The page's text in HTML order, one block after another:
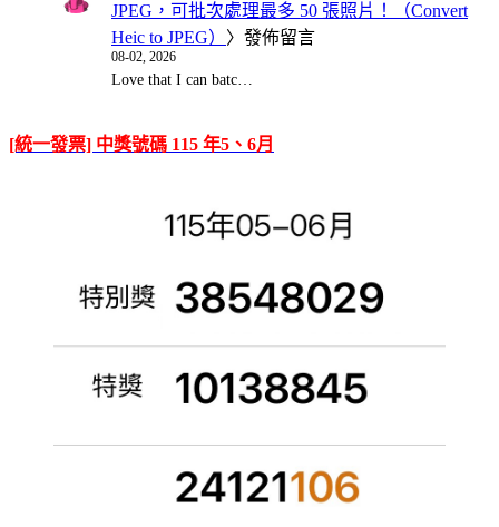
JPEG，可批次處理最多 50 張照片！（Convert
Heic to JPEG） 〉發佈留言
08-02, 2026
Love that I can batc…
[統一發票] 中獎號碼 115 年5、6月